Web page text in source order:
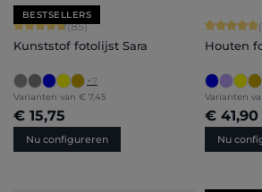
BESTSELLERS
Gemiddelde waardering van 4.71 van 5 sterren
(85)
Kunststof fotolijst Sara
+7
Varianten van € 7,45
€ 15,75
Nu configureren
Houten
Varianten
€ 41,90
Nu